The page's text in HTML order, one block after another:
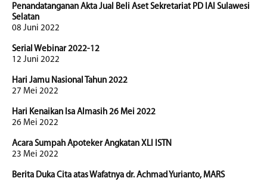
Penandatanganan Akta Jual Beli Aset Sekretariat PD IAI Sulawesi
Selatan
08 Juni 2022
Serial Webinar 2022-12
12 Juni 2022
Hari Jamu Nasional Tahun 2022
27 Mei 2022
Hari Kenaikan Isa Almasih 26 Mei 2022
26 Mei 2022
Acara Sumpah Apoteker Angkatan XLI ISTN
23 Mei 2022
Berita Duka Cita atas Wafatnya dr. Achmad Yurianto, MARS